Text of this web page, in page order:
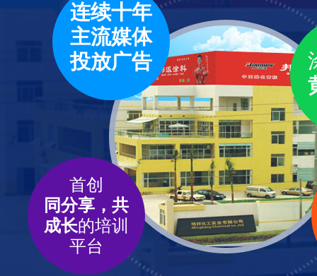
连续十年
主流媒体
投放广告
首创
同分享，共
成长的培训
平台